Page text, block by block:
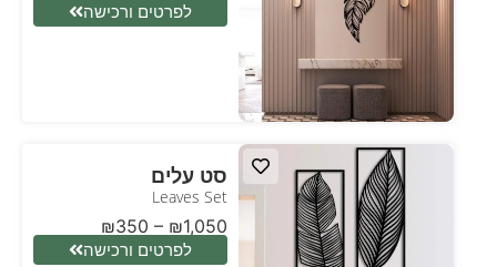
לפרטים ורכישה
סט עלים
Leaves Set
₪350 – ₪1,050
לפרטים ורכישה